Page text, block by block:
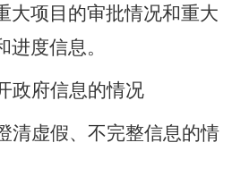
大项目的审批情况和重大
度信息。
政府信息的情况
清虚假、不完整信息的情